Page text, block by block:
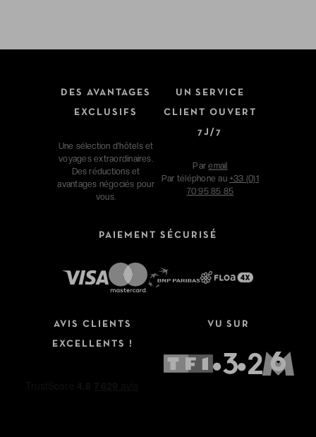
DES AVANTAGES
EXCLUSIFS
Une sélection d'hôtels et
voyages extraordinaires.
Des réductions et
avantages négociés pour
vous.
UN SERVICE
CLIENT OUVERT
7J/7
Paremail
Par téléphone au +33 (0)1
70 95 85 85
PAIEMENT SÉCURISÉ
AVIS CLIENTS
EXCELLENTS !
VU SUR